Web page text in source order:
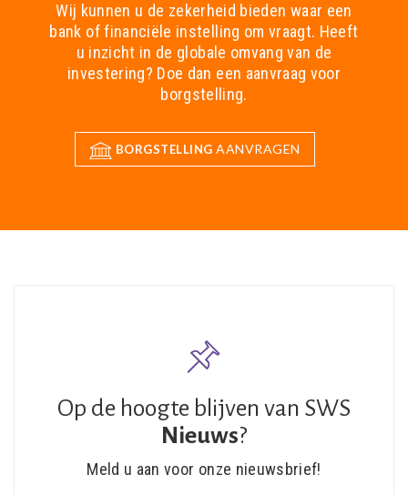
Wij kunnen u de zekerheid bieden waar een
bank of financiële instelling om vraagt. Heeft
u inzicht in de globale omvang van de
investering? Doe dan een aanvraag voor
borgstelling.
BORGSTELLING AANVRAGEN
Op de hoogte blijven van SWS
Nieuws?
Meld u aan voor onze nieuwsbrief!